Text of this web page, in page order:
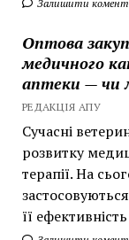
Залишити
Оптова
медичного
аптеки — чи
РЕДАКЦІЯ АПУ
Сучасні
розвитку
терапії. На
її